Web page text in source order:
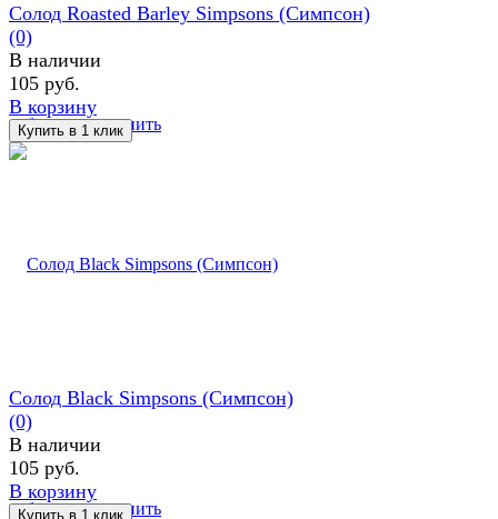
избранное сравнить
Солод Roasted Barley Simpsons (Симпсон)
(0)
В наличии
105 руб.
В корзину
избранное сравнить
Солод Black Simpsons (Симпсон)
(0)
В наличии
105 руб.
В корзину